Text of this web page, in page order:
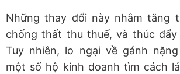
Những thay đổi này nhằm tăng
chống thất thu thuế, và thúc đẩy
Tuy nhiên, lo ngại về gánh
một số hộ kinh doanh tìm cách